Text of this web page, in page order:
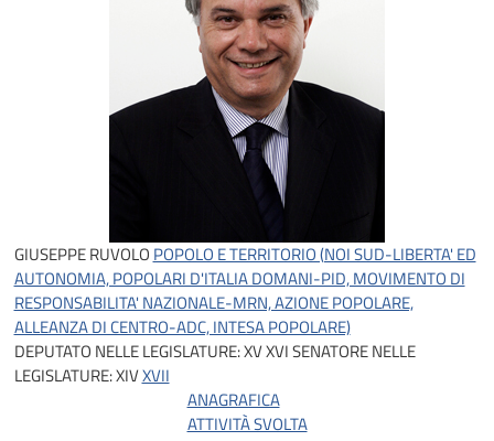
GIUSEPPE RUVOLO POPOLO E TERRITORIO (NOI SUD-LIBERTA' ED
AUTONOMIA, POPOLARI D'ITALIA DOMANI-PID, MOVIMENTO DI
RESPONSABILITA' NAZIONALE-MRN, AZIONE POPOLARE,
ALLEANZA DI CENTRO-ADC, INTESA POPOLARE)
DEPUTATO NELLE LEGISLATURE:XVXVISENATORE NELLE
LEGISLATURE:XIVXVII
ANAGRAFICA
ATTIVITÀ SVOLTA